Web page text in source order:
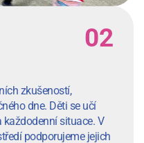
zkušeností,
dne. Děti se učí
každodenní situace. V
podporujeme jejich